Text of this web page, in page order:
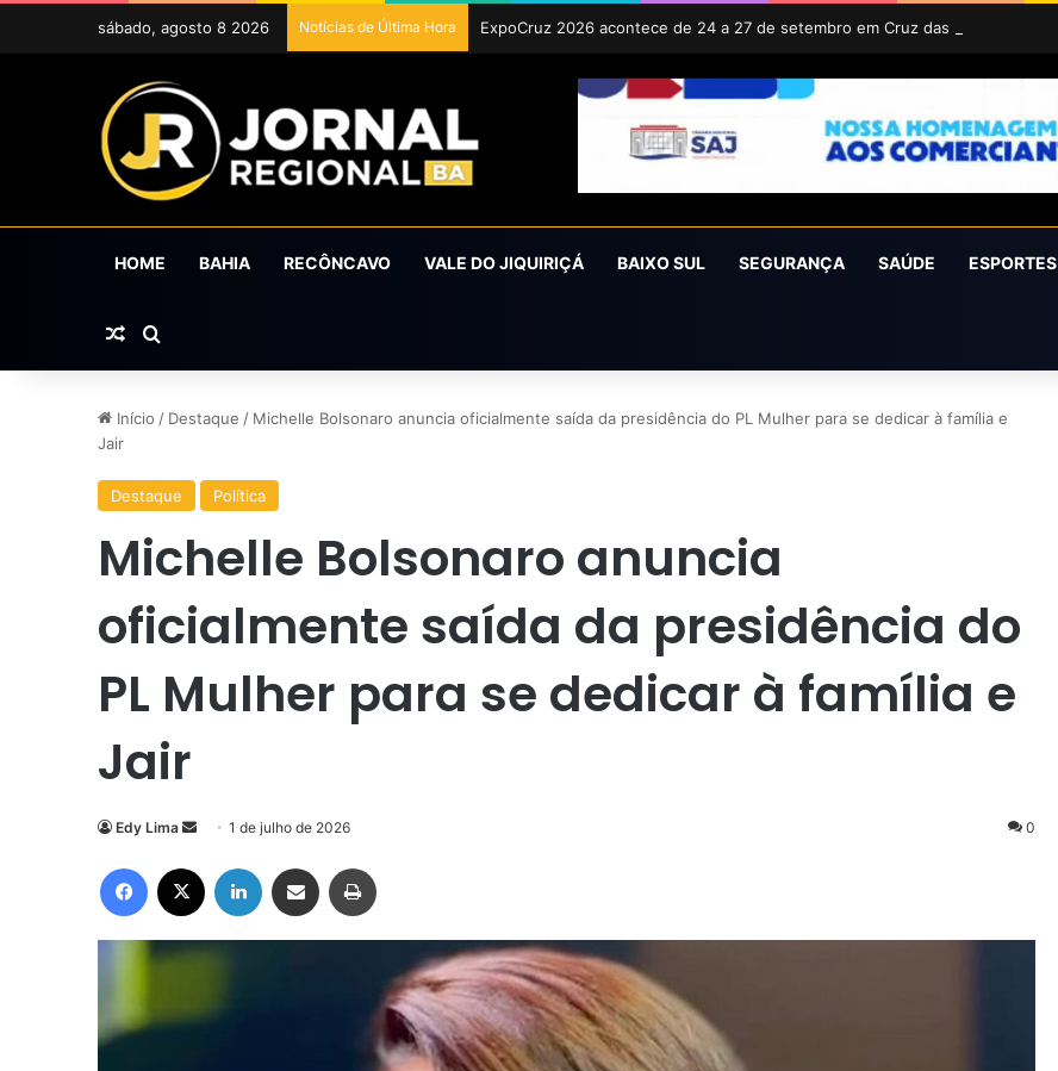
sábado, agosto 8 2026 Notícias de Última Hora ExpoCruz 2026 acontece de 24 a 27 de setembro em Cruz das Almas
HOME BAHIA RECÔNCAVO VALE DO JIQUIRIÇÁ BAIXO SUL SEGURANÇA SAÚDE ESPORTES
Artigo aleatório
Procurar por
Início / Destaque / Michelle Bolsonaro anuncia oficialmente saída da presidência do PL Mulher para se dedicar à família e
Jair
Destaque Política
Michelle Bolsonaro anuncia
oficialmente saída da presidência do
PL Mulher para se dedicar à família e
Jair
Edy Lima
Mande
e-
mail
1 de julho de 2026 0
Facebook Linkedin Compartilhar via e-mail